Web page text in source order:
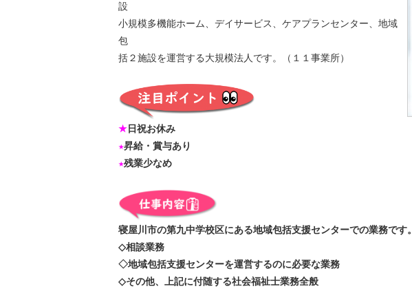
設
小規模多機能ホーム、デイサービス、ケアプランセンター、地域
包
括２施設を運営する大規模法人です。（１１事業所）
★日祝お休み
★昇給・賞与あり
★残業少なめ
寝屋川市の第九中学校区にある地域包括支援センターでの業務です。
◇相談業務
◇地域包括支援センターを運営するのに必要な業務
◇その他、上記に付随する社会福祉士業務全般